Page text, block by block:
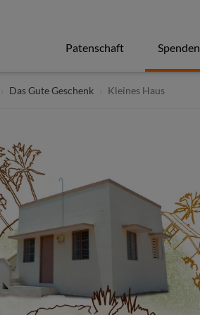
Patenschaft Spenden
Das Gute Geschenk Kleines Haus